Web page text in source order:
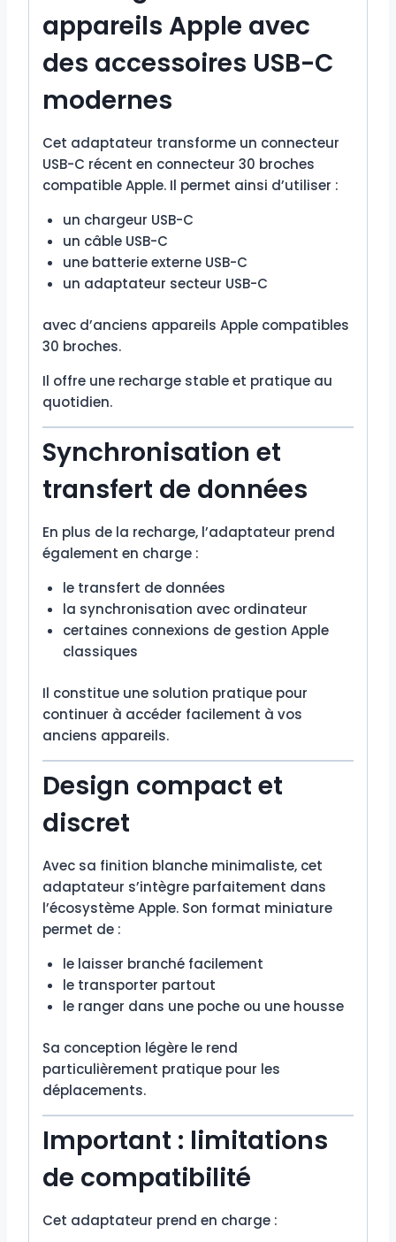
appareils Apple avec
des accessoires USB-C
modernes
Cet adaptateur transforme un connecteur
USB-C récent en connecteur 30 broches
compatible Apple. Il permet ainsi d’utiliser :
un chargeur USB-C
un câble USB-C
une batterie externe USB-C
un adaptateur secteur USB-C
avec d’anciens appareils Apple compatibles
30 broches.
Il offre une recharge stable et pratique au
quotidien.
Synchronisation et
transfert de données
En plus de la recharge, l’adaptateur prend
également en charge :
le transfert de données
la synchronisation avec ordinateur
certaines connexions de gestion Apple
classiques
Il constitue une solution pratique pour
continuer à accéder facilement à vos
anciens appareils.
Design compact et
discret
Avec sa finition blanche minimaliste, cet
adaptateur s’intègre parfaitement dans
l’écosystème Apple. Son format miniature
permet de :
le laisser branché facilement
le transporter partout
le ranger dans une poche ou une housse
Sa conception légère le rend
particulièrement pratique pour les
déplacements.
Important : limitations
de compatibilité
Cet adaptateur prend en charge :